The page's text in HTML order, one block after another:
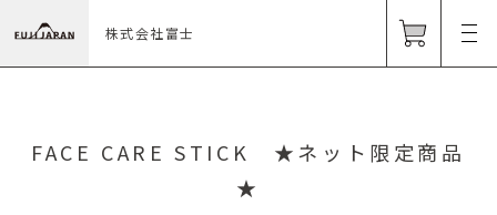
株式会社富士
FACE CARE STICK ★ネット限定商品
★